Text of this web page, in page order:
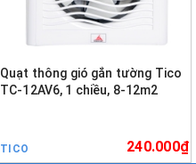
Quạt thông gió gắn tường Tico
TC-12AV6, 1 chiều, 8-12m2
TICO 240.000₫